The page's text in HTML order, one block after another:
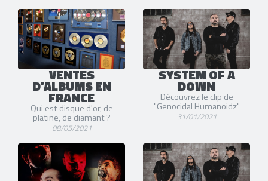
VENTES
D'ALBUMS EN
FRANCE
Qui est disque d'or, de
platine, de diamant ?
08/05/2021
SYSTEM OF A
DOWN
Découvrez le clip de
"Genocidal Humanoidz"
31/01/2021